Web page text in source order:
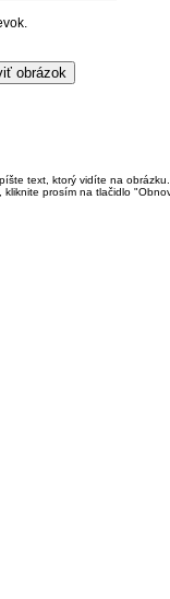
text, ktorý vidíte na obrázku.
prosím na tlačidlo